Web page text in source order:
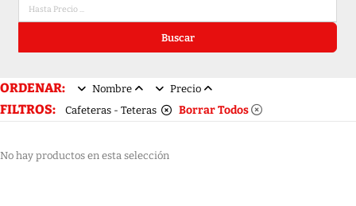
Buscar
ORDENAR: Nombre Precio
FILTROS: Cafeteras - Teteras Borrar Todos
No hay productos en esta selección